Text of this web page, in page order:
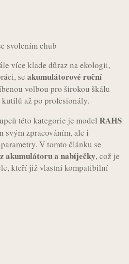
svolením ehub
více klade důraz na ekologii,
se akumulátorové ruční
volbou pro širokou škálu
až po profesionály.
této kategorie je model RAHS
svým zpracováním, ale i
V tomto článku se
akumulátoru a nabíječky, což je
kteří již vlastní kompatibilní